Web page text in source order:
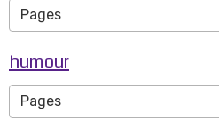
humour